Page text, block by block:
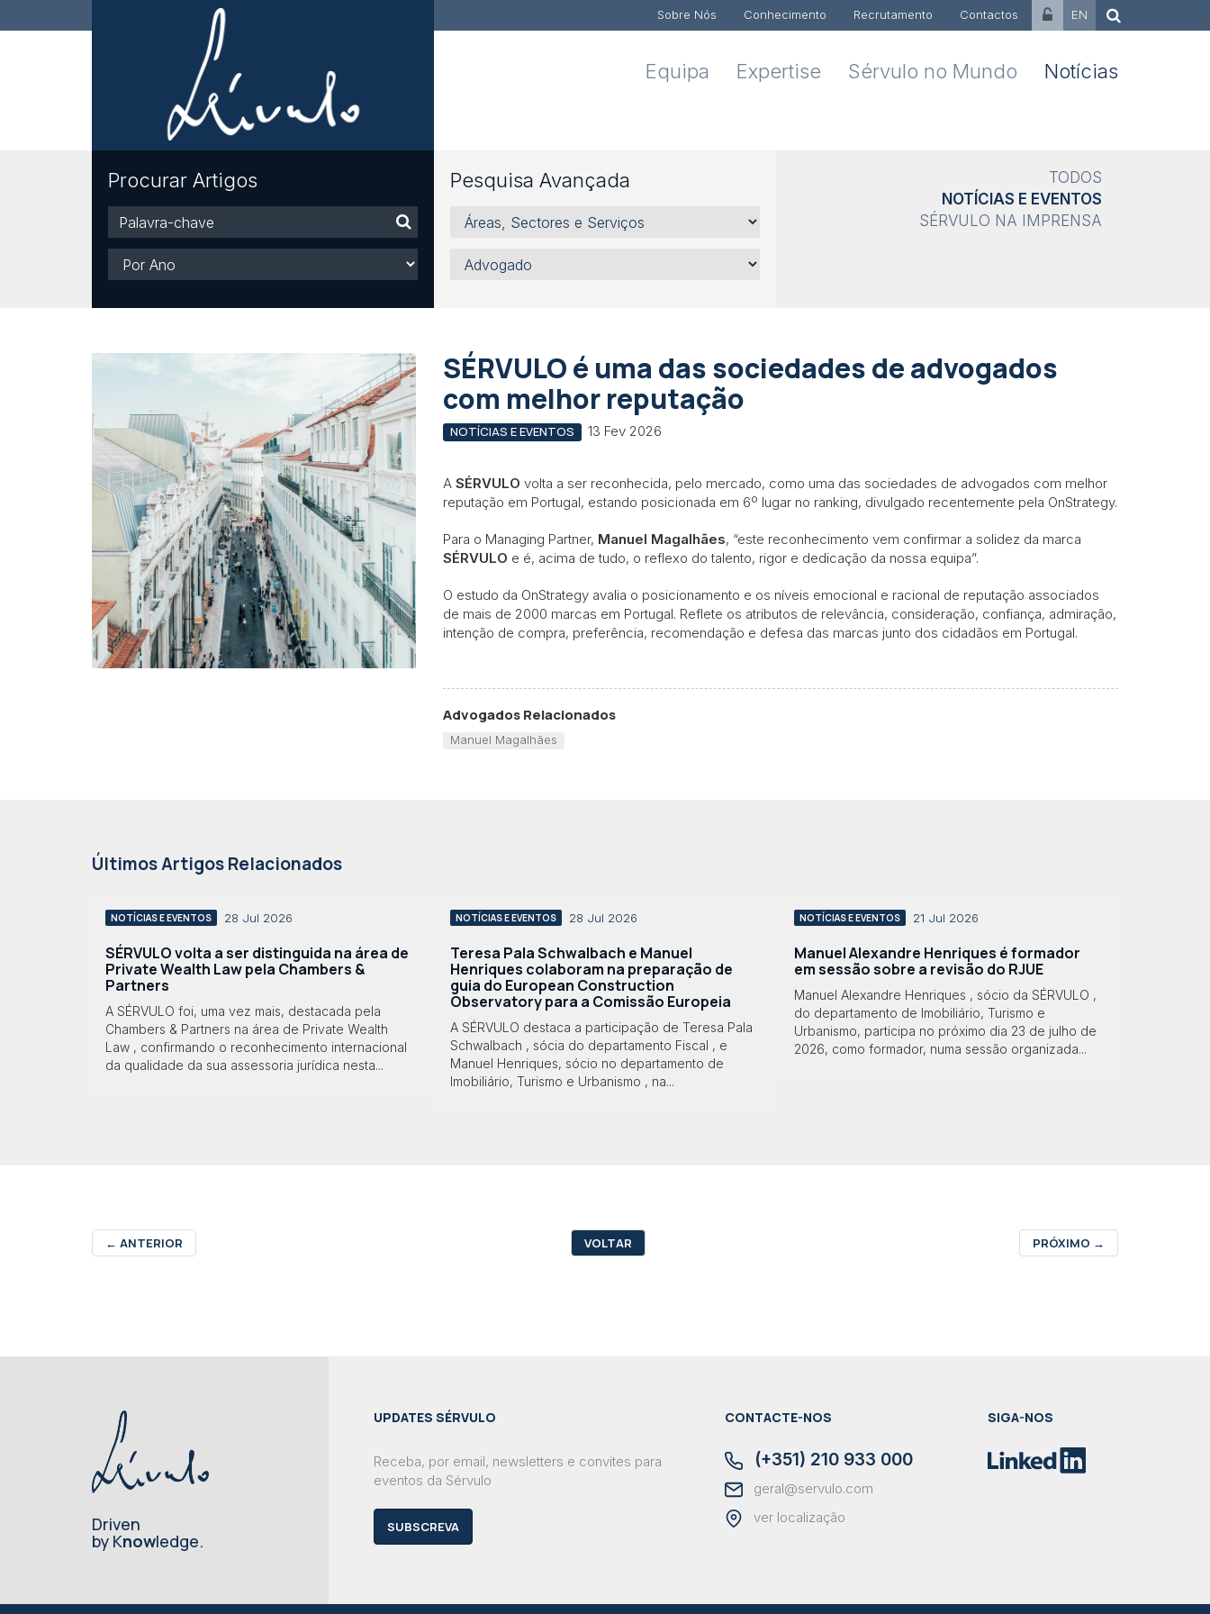
Sobre Nós Conhecimento Recrutamento Contactos EN
Equipa Expertise Sérvulo no Mundo Notícias
Procurar Artigos
Palavra-
chave
Ano
Pesquisa Avançada
Áreas,
Sectores
Serviços
Advogado
TODOS
NOTÍCIAS E EVENTOS
SÉRVULO NA IMPRENSA
SÉRVULO é uma das sociedades de advogados
com melhor reputação
NOTÍCIAS E EVENTOS 13 Fev 2026
A SÉRVULO volta a ser reconhecida, pelo mercado, como uma das sociedades de advogados com melhor
reputação em Portugal, estando posicionada em 6º lugar no ranking, divulgado recentemente pela OnStrategy.
Para o Managing Partner, Manuel Magalhães, “este reconhecimento vem confirmar a solidez da marca
SÉRVULO e é, acima de tudo, o reflexo do talento, rigor e dedicação da nossa equipa”.
O estudo da OnStrategy avalia o posicionamento e os níveis emocional e racional de reputação associados
de mais de 2000 marcas em Portugal. Reflete os atributos de relevância, consideração, confiança, admiração,
intenção de compra, preferência, recomendação e defesa das marcas junto dos cidadãos em Portugal.
Advogados Relacionados
Manuel Magalhães
Últimos Artigos Relacionados
NOTÍCIAS E EVENTOS 28 Jul 2026
SÉRVULO volta a ser distinguida na área de
Private Wealth Law pela Chambers &
Partners
A SÉRVULO foi, uma vez mais, destacada pela
Chambers & Partners na área de Private Wealth
Law , confirmando o reconhecimento internacional
da qualidade da sua assessoria jurídica nesta...
NOTÍCIAS E EVENTOS 28 Jul 2026
Teresa Pala Schwalbach e Manuel
Henriques colaboram na preparação de
guia do European Construction
Observatory para a Comissão Europeia
A SÉRVULO destaca a participação de Teresa Pala
Schwalbach , sócia do departamento Fiscal , e
Manuel Henriques, sócio no departamento de
Imobiliário, Turismo e Urbanismo , na...
NOTÍCIAS E EVENTOS 21 Jul 2026
Manuel Alexandre Henriques é formador
em sessão sobre a revisão do RJUE
Manuel Alexandre Henriques , sócio da SÉRVULO ,
do departamento de Imobiliário, Turismo e
Urbanismo, participa no próximo dia 23 de julho de
2026, como formador, numa sessão organizada...
← ANTERIOR VOLTAR PRÓXIMO →
Driven
by Knowledge.
UPDATES SÉRVULO
Receba, por email, newsletters e convites para
eventos da Sérvulo
SUBSCREVA
CONTACTE-NOS
(+351) 210 933 000
geral@servulo.com
ver localização
SIGA-NOS